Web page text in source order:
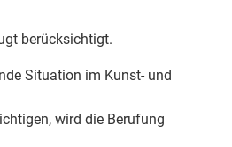
berücksichtigt.
Situation im Kunst- und
wird die Berufung